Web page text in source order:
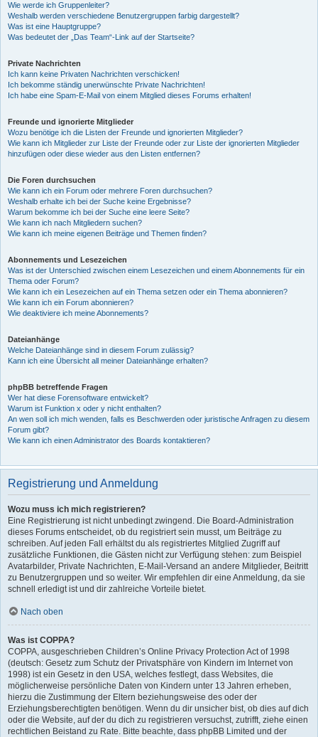
Wie werde ich Gruppenleiter?
Weshalb werden verschiedene Benutzergruppen farbig dargestellt?
Was ist eine Hauptgruppe?
Was bedeutet der „Das Team“-Link auf der Startseite?
Private Nachrichten
Ich kann keine Privaten Nachrichten verschicken!
Ich bekomme ständig unerwünschte Private Nachrichten!
Ich habe eine Spam-E-Mail von einem Mitglied dieses Forums erhalten!
Freunde und ignorierte Mitglieder
Wozu benötige ich die Listen der Freunde und ignorierten Mitglieder?
Wie kann ich Mitglieder zur Liste der Freunde oder zur Liste der ignorierten Mitglieder
hinzufügen oder diese wieder aus den Listen entfernen?
Die Foren durchsuchen
Wie kann ich ein Forum oder mehrere Foren durchsuchen?
Weshalb erhalte ich bei der Suche keine Ergebnisse?
Warum bekomme ich bei der Suche eine leere Seite?
Wie kann ich nach Mitgliedern suchen?
Wie kann ich meine eigenen Beiträge und Themen finden?
Abonnements und Lesezeichen
Was ist der Unterschied zwischen einem Lesezeichen und einem Abonnements für ein
Thema oder Forum?
Wie kann ich ein Lesezeichen auf ein Thema setzen oder ein Thema abonnieren?
Wie kann ich ein Forum abonnieren?
Wie deaktiviere ich meine Abonnements?
Dateianhänge
Welche Dateianhänge sind in diesem Forum zulässig?
Kann ich eine Übersicht all meiner Dateianhänge erhalten?
phpBB betreffende Fragen
Wer hat diese Forensoftware entwickelt?
Warum ist Funktion x oder y nicht enthalten?
An wen soll ich mich wenden, falls es Beschwerden oder juristische Anfragen zu diesem
Forum gibt?
Wie kann ich einen Administrator des Boards kontaktieren?
Registrierung und Anmeldung
Wozu muss ich mich registrieren?
Eine Registrierung ist nicht unbedingt zwingend. Die Board-Administration
dieses Forums entscheidet, ob du registriert sein musst, um Beiträge zu
schreiben. Auf jeden Fall erhältst du als registriertes Mitglied Zugriff auf
zusätzliche Funktionen, die Gästen nicht zur Verfügung stehen: zum Beispiel
Avatarbilder, Private Nachrichten, E-Mail-Versand an andere Mitglieder, Beitritt
zu Benutzergruppen und so weiter. Wir empfehlen dir eine Anmeldung, da sie
schnell erledigt ist und dir zahlreiche Vorteile bietet.
Nach oben
Was ist COPPA?
COPPA, ausgeschrieben Children’s Online Privacy Protection Act of 1998
(deutsch: Gesetz zum Schutz der Privatsphäre von Kindern im Internet von
1998) ist ein Gesetz in den USA, welches festlegt, dass Websites, die
möglicherweise persönliche Daten von Kindern unter 13 Jahren erheben,
hierzu die Zustimmung der Eltern beziehungsweise des oder der
Erziehungsberechtigten benötigen. Wenn du dir unsicher bist, ob dies auf dich
oder die Website, auf der du dich zu registrieren versuchst, zutrifft, ziehe einen
rechtlichen Beistand zu Rate. Bitte beachte, dass phpBB Limited und der